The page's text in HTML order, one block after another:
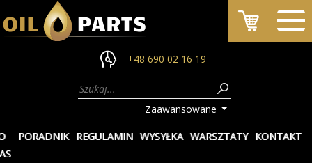
+48 690 02 16 19
Zaawansowane
PORADNIK REGULAMIN WYSYŁKA WARSZTATY KONTAKT